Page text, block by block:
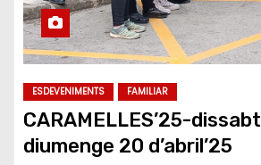
ESDEVENIMENTS FAMILIAR
CARAMELLES’25-
diumenge 20 d’abril’25